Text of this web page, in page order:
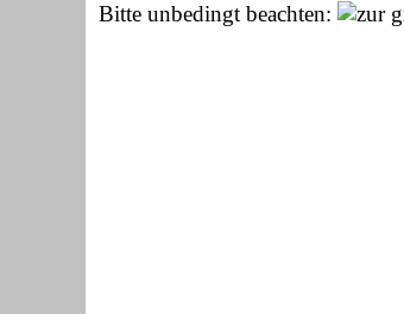
Bitte unbedingt beachten: